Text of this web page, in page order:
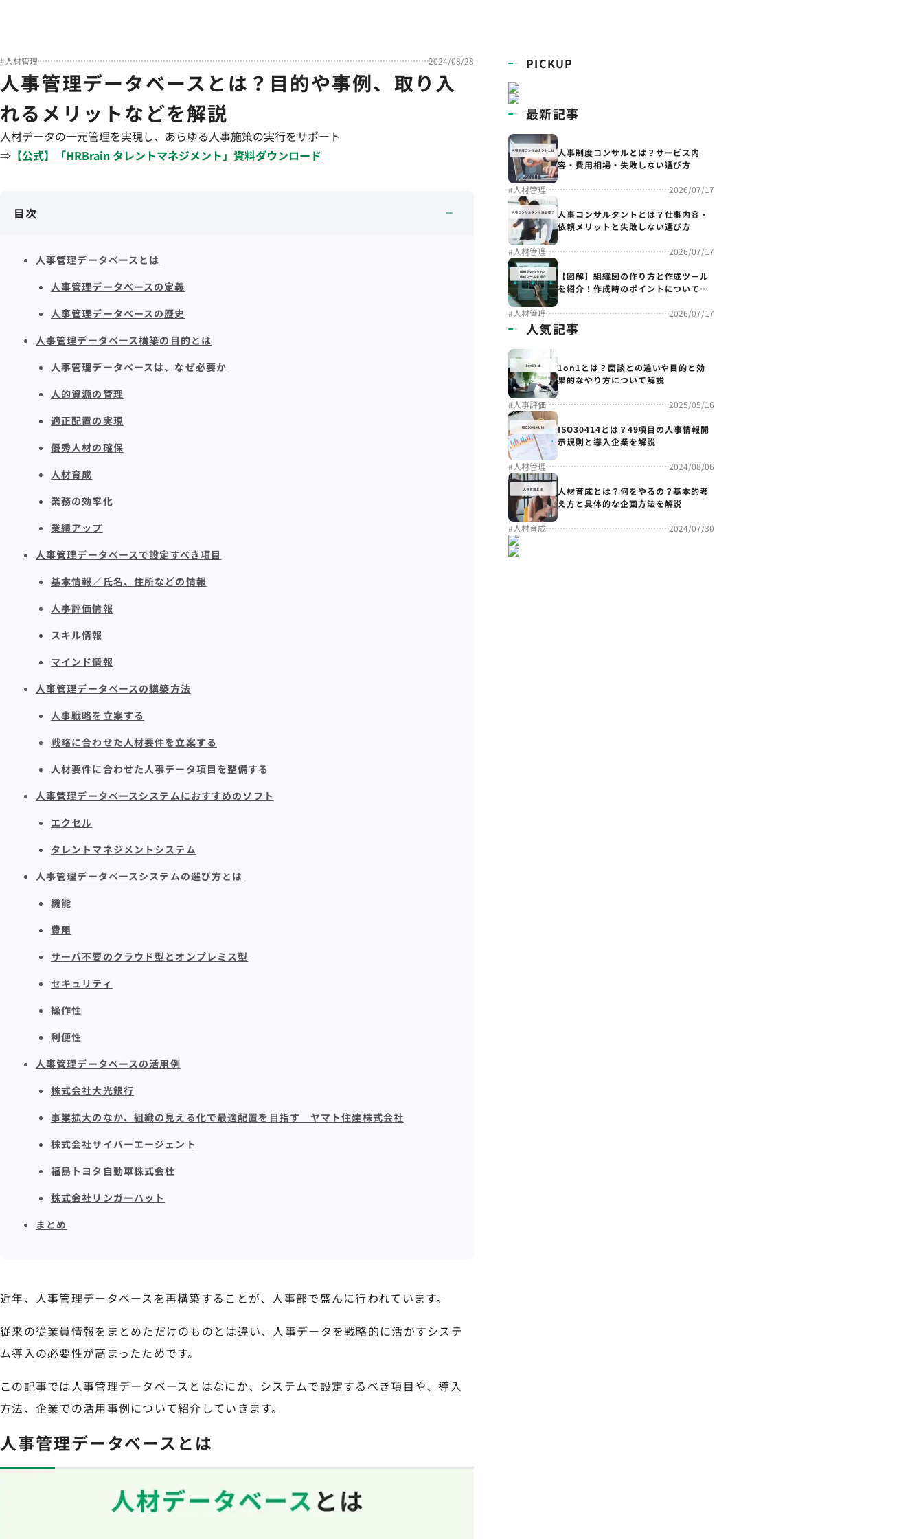
#人材管理 2024/08/28
人事管理データベースとは？目的や事例、取り入
れるメリットなどを解説
人材データの一元管理を実現し、あらゆる人事施策の実行をサポート
⇒ 【公式】「HRBrain タレントマネジメント」資料ダウンロード
目次
人事管理データベースとは
人事管理データベースの定義
人事管理データベースの歴史
人事管理データベース構築の目的とは
人事管理データベースは、なぜ必要か
人的資源の管理
適正配置の実現
優秀人材の確保
人材育成
業務の効率化
業績アップ
人事管理データベースで設定すべき項目
基本情報／氏名、住所などの情報
人事評価情報
スキル情報
マインド情報
人事管理データベースの構築方法
人事戦略を立案する
戦略に合わせた人材要件を立案する
人材要件に合わせた人事データ項目を整備する
人事管理データベースシステムにおすすめのソフト
エクセル
タレントマネジメントシステム
人事管理データベースシステムの選び方とは
機能
費用
サーバ不要のクラウド型とオンプレミス型
セキュリティ
操作性
利便性
人事管理データベースの活用例
株式会社大光銀行
事業拡大のなか、組織の見える化で最適配置を目指す ヤマト住建株式会社
株式会社サイバーエージェント
福島トヨタ自動車株式会杜
株式会社リンガーハット
まとめ
近年、人事管理データベースを再構築することが、人事部で盛んに行われています。
従来の従業員情報をまとめただけのものとは違い、人事データを戦略的に活かすシステ
ム導入の必要性が高まったためです。
この記事では人事管理データベースとはなにか、システムで設定するべき項目や、導入
方法、企業での活用事例について紹介していきます。
人事管理データベースとは
PICKUP
最新記事
人事制度コンサルとは？サービス内
容・費用相場・失敗しない選び方
#人材管理 2026/07/17
人事コンサルタントとは？仕事内容・
依頼メリットと失敗しない選び方
#人材管理 2026/07/17
【図解】組織図の作り方と作成ツール
を紹介！作成時のポイントについても
#人材管理 2026/07/17
人気記事
1on1とは？面談との違いや目的と効
果的なやり方について解説
#人事評価 2025/05/16
ISO30414とは？49項目の人事情報開
示規則と導入企業を解説
#人材管理 2024/08/06
人材育成とは？何をやるの？基本的考
え方と具体的な企画方法を解説
#人材育成 2024/07/30